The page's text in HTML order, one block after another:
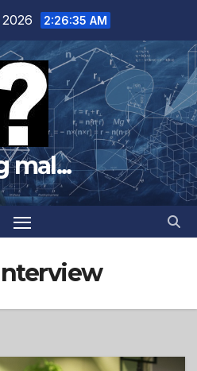
2:26:36 AM
mal...